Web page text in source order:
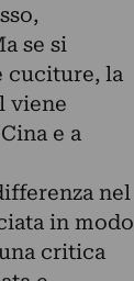
se si
cuciture, la
viene
e a
nel
in modo
critica